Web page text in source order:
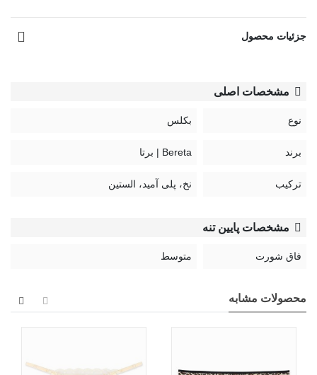
جزئیات محصول
مشخصات اصلی
نوع بکلس
برند Bereta | برتا
ترکیب نخ، پلی آمید، الستین
مشخصات پایین تنه
فاق شورت متوسط
محصولات مشابه